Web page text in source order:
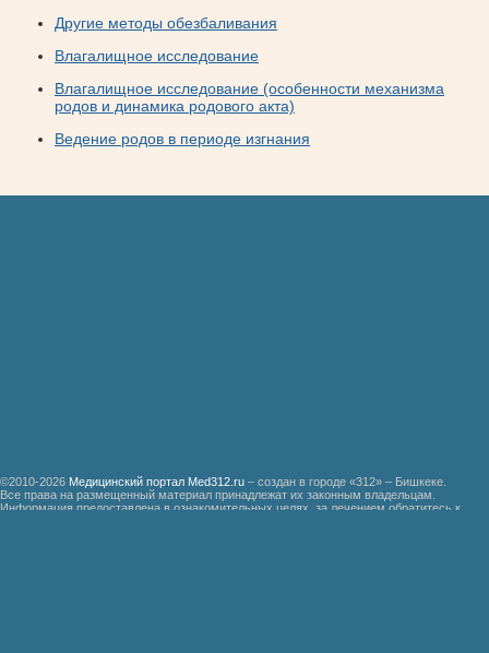
Другие методы обезбаливания
Влагалищное исследование
Влагалищное исследование (особенности механизма
родов и динамика родового акта)
Ведение родов в периоде изгнания
©2010-2026 Медицинский портал Med312.ru – создан в городе «312» – Бишкеке.
Все права на размещенный материал принадлежат их законным владельцам.
Информация предоставлена в ознакомительных целях, за лечением обратитесь к